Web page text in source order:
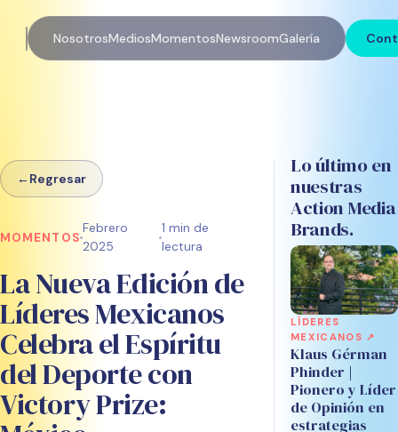
NosotrosMediosMomentosNewsroomGalería
←Regresar
MOMENTOS
Febrero
2025
1 min de
lectura
La Nueva Edición de
Líderes Mexicanos
Celebra el Espíritu
del Deporte con
Victory Prize:
Lo último en
nuestras
Action Media
Brands.
LÍDERES
MEXICANOS ↗
Klaus Gérman
Phinder |
Pionero y Líder
de Opinión en
estrategias